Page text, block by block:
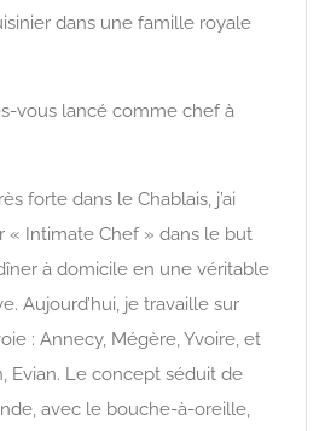
dans une famille royale
vous lancé comme chef à
forte dans le Chablais, j’ai
« Intimate Chef » dans le but
à domicile en une véritable
Aujourd’hui, je travaille sur
: Annecy, Mégère, Yvoire, et
Evian. Le concept séduit de
avec le bouche-à-oreille,